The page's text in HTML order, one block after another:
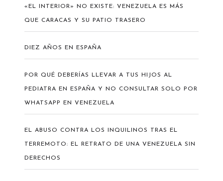
«EL INTERIOR» NO EXISTE: VENEZUELA ES MÁS
QUE CARACAS Y SU PATIO TRASERO
DIEZ AÑOS EN ESPAÑA
POR QUÉ DEBERÍAS LLEVAR A TUS HIJOS AL
PEDIATRA EN ESPAÑA Y NO CONSULTAR SOLO POR
WHATSAPP EN VENEZUELA
EL ABUSO CONTRA LOS INQUILINOS TRAS EL
TERREMOTO: EL RETRATO DE UNA VENEZUELA SIN
DERECHOS